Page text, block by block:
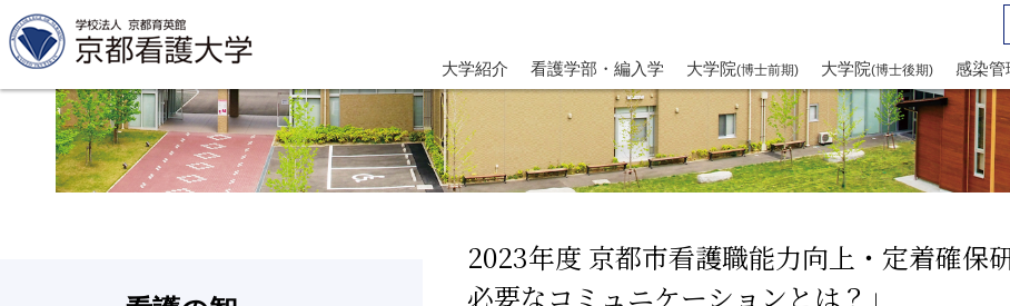
大学紹介 看護学部・編入学 大学院(博士前期) 大学院(博士後期) 感染管
2023年度 京都市看護職能力向上・定着確保
必要なコミュニケーションとは？」